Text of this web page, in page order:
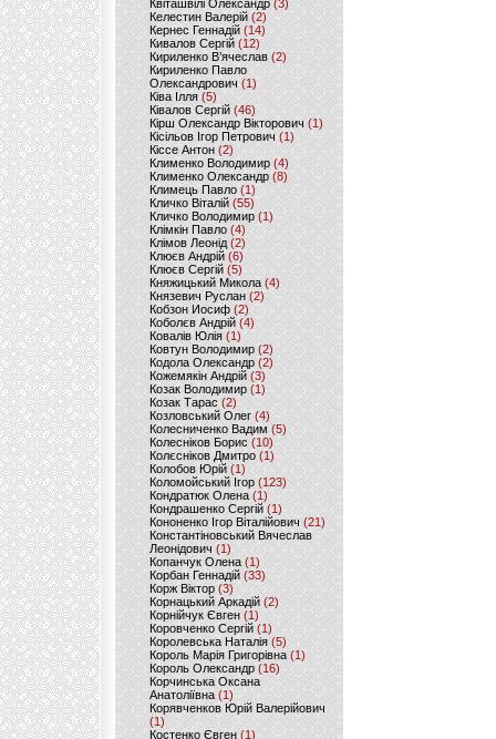
Квіташвілі Олександр(3)
Келестин Валерій(2)
Кернес Геннадій (14)
Кивалов Сергій (12)
Кириленко В’ячеслав (2)
Кириленко Павло
Олександрович (1)
Ківа Ілля (5)
Ківалов Сергій(46)
Кірш Олександр Вікторович (1)
Кісільов Ігор Петрович (1)
Кіссе Антон (2)
Клименко Володимир(4)
Клименко Олександр (8)
Климець Павло (1)
Кличко Віталій(55)
Кличко Володимир (1)
Клімкін Павло (4)
Клімов Леонід(2)
Клюєв Андрій(6)
Клюєв Сергій (5)
Княжицький Микола(4)
Князевич Руслан (2)
Кобзон Иосиф(2)
Коболєв Андрій (4)
Ковалів Юлія(1)
Ковтун Володимир (2)
Кодола Олександр (2)
Кожемякін Андрій (3)
Козак Володимир (1)
Козак Тарас (2)
Козловський Олег(4)
Колесниченко Вадим (5)
Колесніков Борис (10)
Колєсніков Дмитро (1)
Колобов Юрій (1)
Коломойський Ігор (123)
Кондратюк Олена(1)
Кондрашенко Сергій (1)
Кононенко Ігор Віталійович (21)
Константіновський Вячеслав
Леонідович (1)
Копанчук Олена (1)
Корбан Геннадій (33)
Корж Віктор (3)
Корнацький Аркадій (2)
Корнійчук Євген (1)
Коровченко Сергій (1)
Королевська Наталія(5)
Король Марія Григорівна (1)
Король Олександр (16)
Корчинська Оксана
Анатоліївна (1)
Корявченков Юрій Валерійович
(1)
Костенко Євген (1)